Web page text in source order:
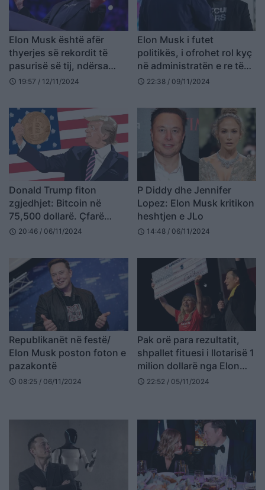
Elon Musk është afër
thyerjes së rekordit të
pasurisë së tij, ndërsa
aksionet e Tesla-s
schedule 19:57 / 12/11/2024
Elon Musk i futet
politikës, i ofrohet rol kyç
në administratën e re të
Trump
schedule 22:38 / 09/11/2024
Donald Trump fiton
zgjedhjet: Bitcoin në
75,500 dollarë. Çfarë
ndryshon tani?
schedule 20:46 / 06/11/2024
P Diddy dhe Jennifer
Lopez: Elon Musk kritikon
heshtjen e JLo
schedule 14:48 / 06/11/2024
Republikanët në festë/
Elon Musk poston foton e
pazakontë
schedule 08:25 / 06/11/2024
Pak orë para rezultatit,
shpallet fituesi i llotarisë 1
milion dollarë nga Elon
Musk
schedule 22:52 / 05/11/2024